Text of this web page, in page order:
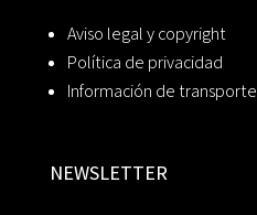
Aviso legal y copyright
Política de privacidad
Información de transporte
NEWSLETTER